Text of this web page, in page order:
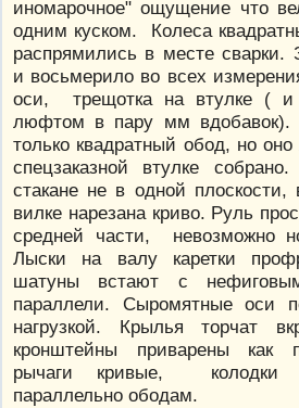
иномарочное" ощущение что
одним куском. Колеса
распрямились в месте сварки.
и восьмерило во всех
оси, трещотка на втулке ( и
люфтом в пару мм
только квадратный обод, но
спецзаказной втулке
стакане не в одной плоскости,
вилке нарезана криво. Руль
средней части, невозможно
Лыски на валу каретки
шатуны встают с
параллели. Сыромятные оси
нагрузкой. Крылья торчат
кронштейны приварены как
рычаги кривые, колодки
параллельно ободам.